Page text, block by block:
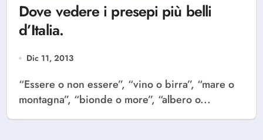
Dove vedere i presepi più belli
d’Italia.
Dic 11, 2013
“Essere o non essere”, “vino o birra”, “mare o
montagna”, “bionde o more”, “albero o...